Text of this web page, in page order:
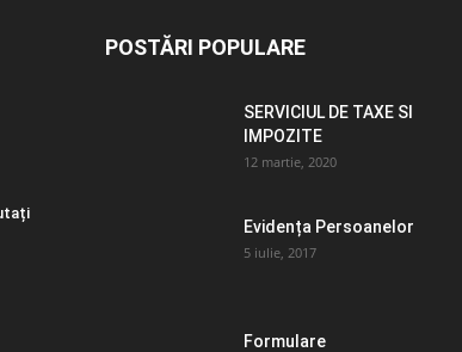
POSTĂRI POPULARE
SERVICIUL DE TAXE SI
IMPOZITE
12 martie, 2020
Evidența Persoanelor
5 iulie, 2017
Formulare